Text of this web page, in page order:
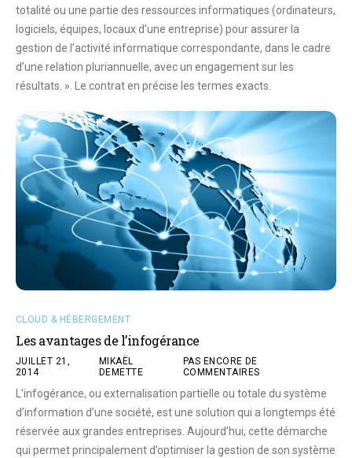
totalité ou une partie des ressources informatiques (ordinateurs,
logiciels, équipes, locaux d’une entreprise) pour assurer la
gestion de l’activité informatique correspondante, dans le cadre
d’une relation pluriannuelle, avec un engagement sur les
résultats. ». Le contrat en précise les termes exacts.
CLOUD & HÉBERGEMENT
Les avantages de l’infogérance
JUILLET 21,
2014
MIKAËL
DEMETTE
PAS ENCORE DE
COMMENTAIRES
L’infogérance, ou externalisation partielle ou totale du système
d’information d’une société, est une solution qui a longtemps été
réservée aux grandes entreprises. Aujourd’hui, cette démarche
qui permet principalement d’optimiser la gestion de son système